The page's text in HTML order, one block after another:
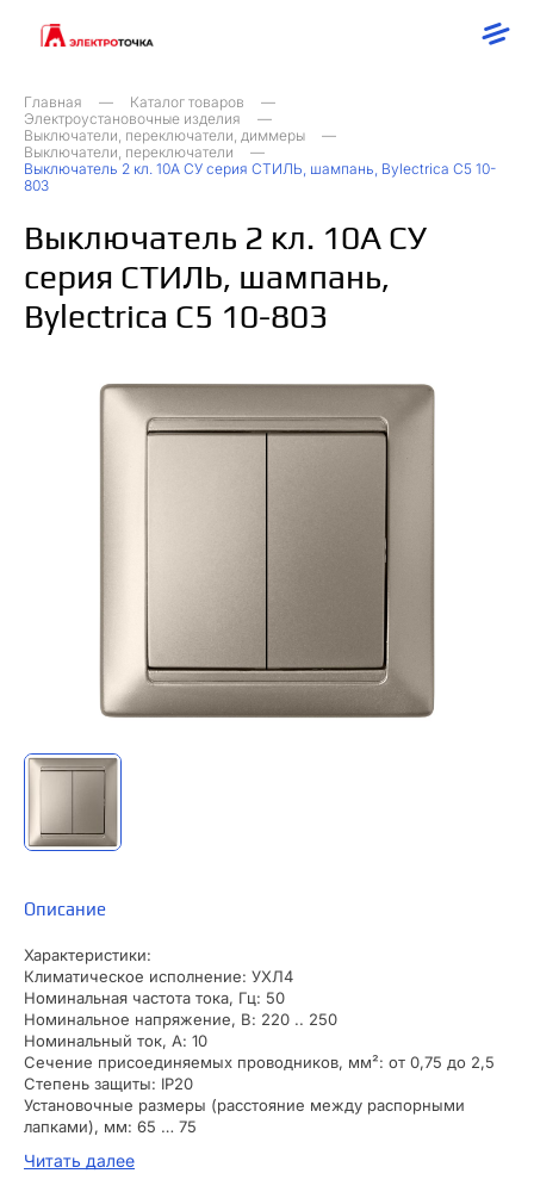
Главная
Каталог товаров
Электроустановочные изделия
Выключатели, переключатели, диммеры
Выключатели, переключатели
Выключатель 2 кл. 10А СУ серия СТИЛЬ, шампань, Bylectrica С5 10-
803
Выключатель 2 кл. 10А СУ
серия СТИЛЬ, шампань,
Bylectrica С5 10-803
Описание
Характеристики:
Климатическое исполнение: УХЛ4
Номинальная частота тока, Гц: 50
Номинальное напряжение, В: 220 .. 250
Номинальный ток, А: 10
Сечение присоединяемых проводников, мм²: от 0,75 до 2,5
Степень защиты: IP20
Установочные размеры (расстояние между распорными
лапками), мм: 65 … 75
Масса: 0.085кг
Читать далее